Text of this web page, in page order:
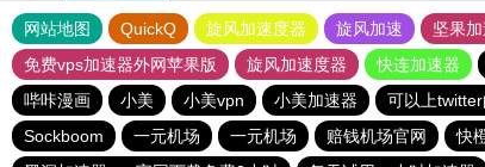
网站地图 QuickQ 旋风加速度器 旋风加速 坚果
免费vps加速器外网苹果版
旋风加速度器 快连加速器
哔咔漫画
小美 小美vpn 小美加速器 可以上
Sockboom
一元机场 一元机场 赔钱机场官网 快